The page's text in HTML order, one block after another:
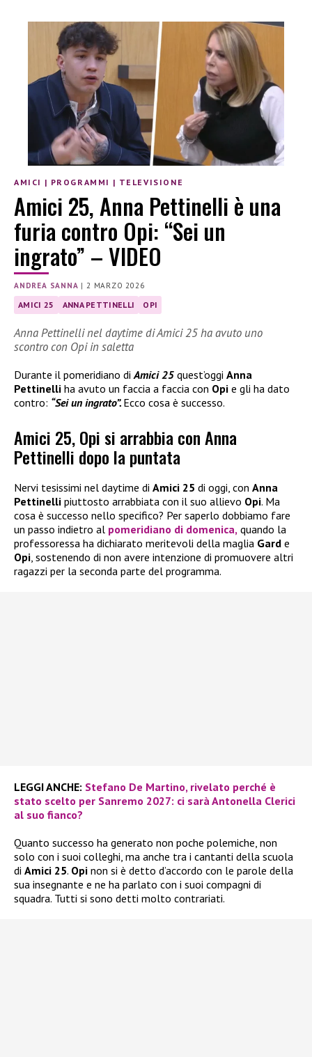
AMICI | PROGRAMMI | TELEVISIONE
Amici 25, Anna Pettinelli è una
furia contro Opi: “Sei un
ingrato” – VIDEO
ANDREA SANNA |2 MARZO 2026
AMICI 25 ANNA PETTINELLI OPI
Anna Pettinelli nel daytime di Amici 25 ha avuto uno
scontro con Opi in saletta
Durante il pomeridiano diAmici 25 quest’oggi Anna
Pettinelli ha avuto un faccia a faccia con Opi e gli ha dato
contro: “Sei un ingrato”. Ecco cosa è successo.
Amici 25, Opi si arrabbia con Anna
Pettinelli dopo la puntata
Nervi tesissimi nel daytime di Amici 25 di oggi, con Anna
Pettinelli piuttosto arrabbiata con il suo allievo Opi. Ma
cosa è successo nello specifico? Per saperlo dobbiamo fare
un passo indietro al pomeridiano di domenica, quando la
professoressa ha dichiarato meritevoli della maglia Gard e
Opi, sostenendo di non avere intenzione di promuovere altri
ragazzi per la seconda parte del programma.
LEGGI ANCHE: Stefano De Martino, rivelato perché è
stato scelto per Sanremo 2027: ci sarà Antonella Clerici
al suo fianco?
Quanto successo ha generato non poche polemiche, non
solo con i suoi colleghi, ma anche tra i cantanti della scuola
di Amici 25. Opi non si è detto d’accordo con le parole della
sua insegnante e ne ha parlato con i suoi compagni di
squadra. Tutti si sono detti molto contrariati.